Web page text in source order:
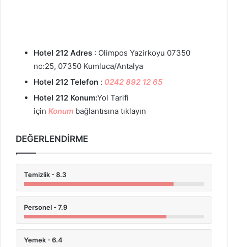
Hotel 212 Adres : Olimpos Yazirkoyu 07350
no:25, 07350 Kumluca/Antalya
Hotel 212 Telefon : 0242 892 12 65
Hotel 212 Konum:Yol Tarifi
için Konum bağlantısına tıklayın
DEĞERLENDİRME
Temizlik - 8.3
Personel - 7.9
Yemek - 6.4